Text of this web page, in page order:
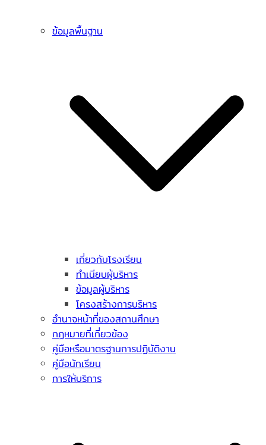
ข้อมูลพื้นฐาน
เกี่ยวกับโรงเรียน
ทำเนียบผู้บริหาร
ข้อมูลผู้บริหาร
โครงสร้างการบริหาร
อำนาจหน้าที่ของสถานศึกษา
กฏหมายที่เกี่ยวข้อง
คู่มือหรือมาตรฐานการปฏิบัติงาน
คู่มือนักเรียน
การให้บริการ